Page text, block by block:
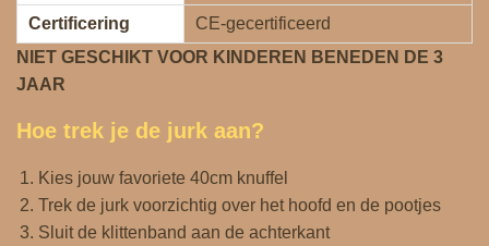
Certificering
CE‑gecertificeerd
NIET GESCHIKT VOOR KINDEREN BENEDEN DE 3
JAAR
Hoe trek je de jurk aan?
Kies jouw favoriete 40cm knuffel
Trek de jurk voorzichtig over het hoofd en de pootjes
Sluit de klittenband aan de achterkant